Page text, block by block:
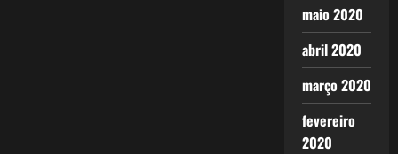
maio 2020
abril 2020
março 2020
fevereiro
2020